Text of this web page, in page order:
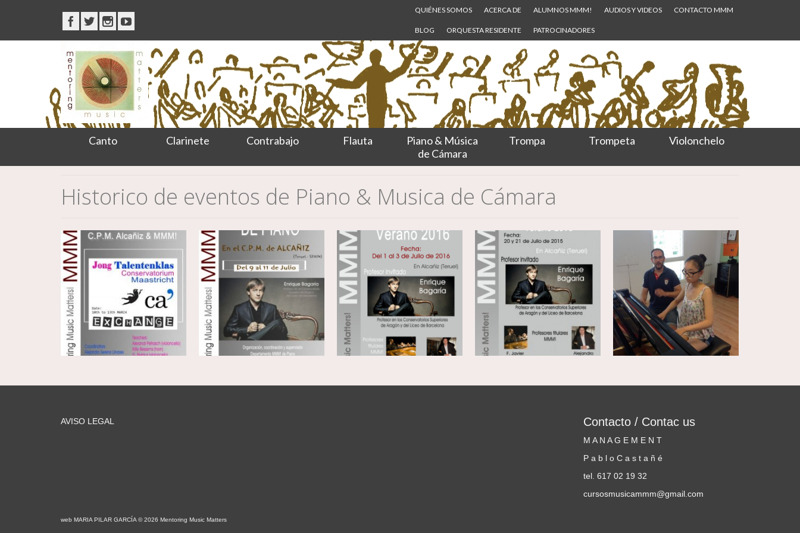
QUIÉNES SOMOS ACERCA DE ALUMNOS MMM! AUDIOS Y VIDEOS CONTACTO MMM
BLOG ORQUESTA RESIDENTE PATROCINADORES
Canto Clarinete Contrabajo Flauta
Piano & Música
de Cámara
Trompa Trompeta Violonchelo
Historico de eventos de Piano & Musica de Cámara
AVISO LEGAL Contacto / Contac us
M A N A G E M E N T
P a b l o C a s t a ñ é
tel. 617 02 19 32
cursosmusicammm@gmail.com
web MARIA PILAR GARCÍA © 2026 Mentoring Music Matters